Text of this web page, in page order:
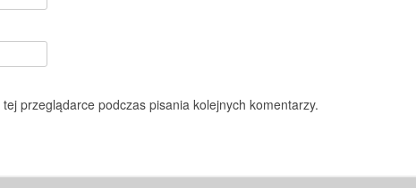
przeglądarce podczas pisania kolejnych komentarzy.